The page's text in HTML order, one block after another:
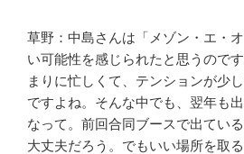
草野：中島さんは「メゾン・エ・
い可能性を感じられたと思うので
まりに忙しくて、テンションが少
ですよね。そんな中でも、翌年も
なって。前回合同ブースで出てい
大丈夫だろう。でもいい場所を取